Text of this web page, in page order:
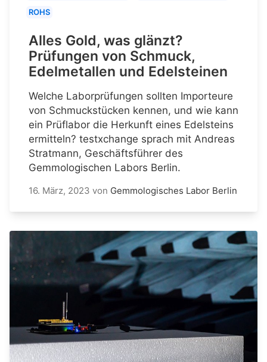
ROHS
Alles Gold, was glänzt?
Prüfungen von Schmuck,
Edelmetallen und Edelsteinen
Welche Laborprüfungen sollten Importeure
von Schmuckstücken kennen, und wie kann
ein Prüflabor die Herkunft eines Edelsteins
ermitteln? testxchange sprach mit Andreas
Stratmann, Geschäftsführer des
Gemmologischen Labors Berlin.
16. März, 2023 von Gemmologisches Labor Berlin